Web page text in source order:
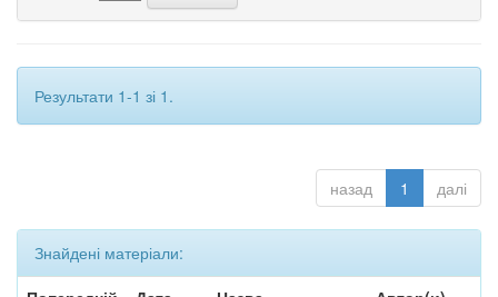
Результати 1-1 зі 1.
назад 1 далі
Знайдені матеріали: